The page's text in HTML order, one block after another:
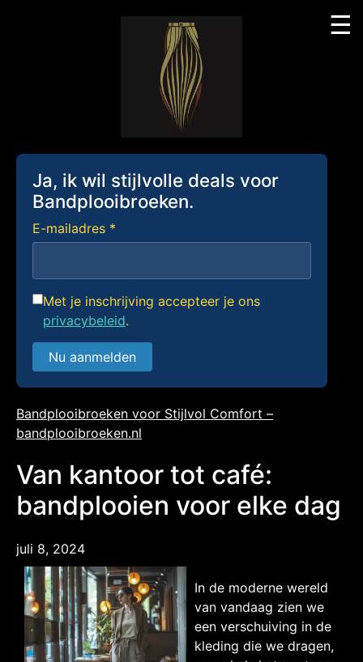
Ja, ik wil stijlvolle deals voor
Bandplooibroeken.
E-mailadres *
Met je inschrijving accepteer je ons
privacybeleid.
Nu aanmelden
Bandplooibroeken voor Stijlvol Comfort –
bandplooibroeken.nl
☰
Van kantoor tot café:
bandplooien voor elke dag
juli 8, 2024
In de moderne wereld
van vandaag zien we
een verschuiving in de
kleding die we dragen,